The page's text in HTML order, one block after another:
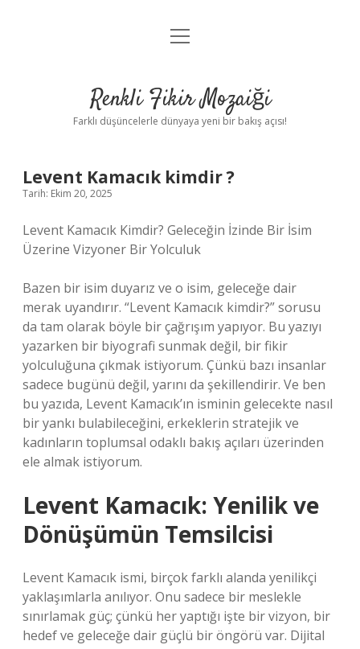
Anasayfa
Yasal Uyarı
menüyü
Renkli Fikir Mozaiği
Farklı düşüncelerle dünyaya yeni bir bakış açısı!
Levent Kamacık kimdir ?
Tarih: Ekim 20, 2025
Levent Kamacık Kimdir? Geleceğin İzinde Bir İsim
Üzerine Vizyoner Bir Yolculuk
Bazen bir isim duyarız ve o isim, geleceğe dair
merak uyandırır. “Levent Kamacık kimdir?” sorusu
da tam olarak böyle bir çağrışım yapıyor. Bu yazıyı
yazarken bir biyografi sunmak değil, bir fikir
yolculuğuna çıkmak istiyorum. Çünkü bazı insanlar
sadece bugünü değil, yarını da şekillendirir. Ve ben
bu yazıda, Levent Kamacık’ın isminin gelecekte nasıl
bir yankı bulabileceğini, erkeklerin stratejik ve
kadınların toplumsal odaklı bakış açıları üzerinden
ele almak istiyorum.
Levent Kamacık: Yenilik ve
Dönüşümün Temsilcisi
Levent Kamacık ismi, birçok farklı alanda yenilikçi
yaklaşımlarla anılıyor. Onu sadece bir meslekle
sınırlamak güç; çünkü her yaptığı işte bir vizyon, bir
hedef ve geleceğe dair güçlü bir öngörü var. Dijital